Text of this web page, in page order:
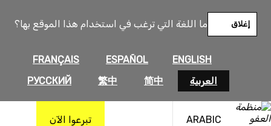
ما اللغة التي ترغب في استخدام هذا الموقع بها؟
ENGLISH
ESPAÑOL
FRANÇAIS
العربية
简中
繁中
РУССКИЙ
إغلاق
ARABIC تبرعوا الآن
المحتوى